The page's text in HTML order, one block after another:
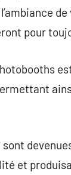
pour
et